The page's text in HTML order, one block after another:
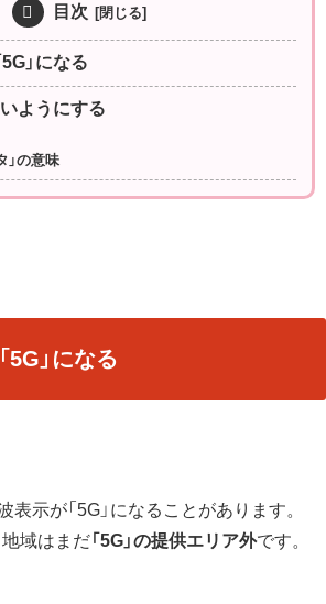
目次
」になる
いようにする
」の意味
5G」になる
示が「5G」になることがあります。
域はまだ「5G」の提供エリア外です。